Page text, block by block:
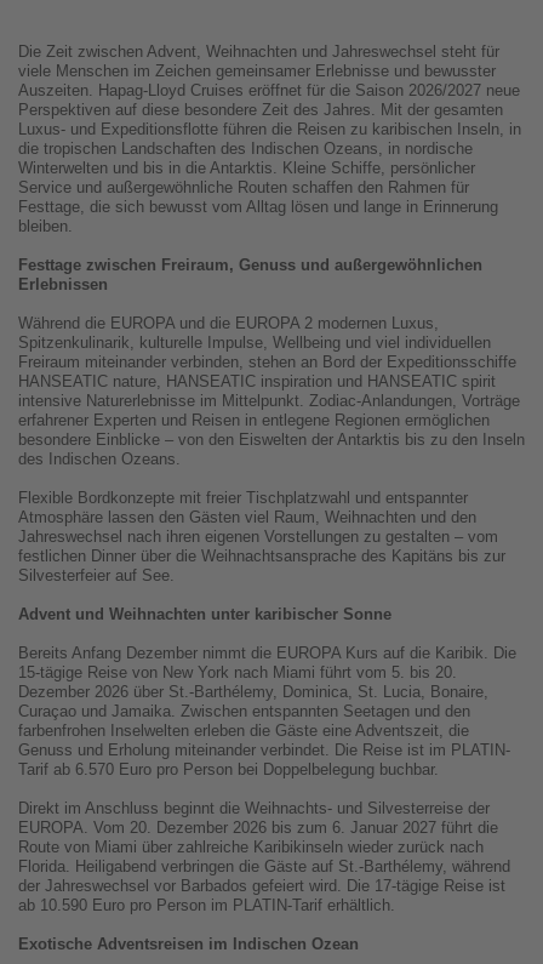
Die Zeit zwischen Advent, Weihnachten und Jahreswechsel steht für
viele Menschen im Zeichen gemeinsamer Erlebnisse und bewusster
Auszeiten. Hapag-Lloyd Cruises eröffnet für die Saison 2026/2027 neue
Perspektiven auf diese besondere Zeit des Jahres. Mit der gesamten
Luxus- und Expeditionsflotte führen die Reisen zu karibischen Inseln, in
die tropischen Landschaften des Indischen Ozeans, in nordische
Winterwelten und bis in die Antarktis. Kleine Schiffe, persönlicher
Service und außergewöhnliche Routen schaffen den Rahmen für
Festtage, die sich bewusst vom Alltag lösen und lange in Erinnerung
bleiben.
Festtage zwischen Freiraum, Genuss und außergewöhnlichen
Erlebnissen
Während die EUROPA und die EUROPA 2 modernen Luxus,
Spitzenkulinarik, kulturelle Impulse, Wellbeing und viel individuellen
Freiraum miteinander verbinden, stehen an Bord der Expeditionsschiffe
HANSEATIC nature, HANSEATIC inspiration und HANSEATIC spirit
intensive Naturerlebnisse im Mittelpunkt. Zodiac-Anlandungen, Vorträge
erfahrener Experten und Reisen in entlegene Regionen ermöglichen
besondere Einblicke – von den Eiswelten der Antarktis bis zu den Inseln
des Indischen Ozeans.
Flexible Bordkonzepte mit freier Tischplatzwahl und entspannter
Atmosphäre lassen den Gästen viel Raum, Weihnachten und den
Jahreswechsel nach ihren eigenen Vorstellungen zu gestalten – vom
festlichen Dinner über die Weihnachtsansprache des Kapitäns bis zur
Silvesterfeier auf See.
Advent und Weihnachten unter karibischer Sonne
Bereits Anfang Dezember nimmt die EUROPA Kurs auf die Karibik. Die
15-tägige Reise von New York nach Miami führt vom 5. bis 20.
Dezember 2026 über St.-Barthélemy, Dominica, St. Lucia, Bonaire,
Curaçao und Jamaika. Zwischen entspannten Seetagen und den
farbenfrohen Inselwelten erleben die Gäste eine Adventszeit, die
Genuss und Erholung miteinander verbindet. Die Reise ist im PLATIN-
Tarif ab 6.570 Euro pro Person bei Doppelbelegung buchbar.
Direkt im Anschluss beginnt die Weihnachts- und Silvesterreise der
EUROPA. Vom 20. Dezember 2026 bis zum 6. Januar 2027 führt die
Route von Miami über zahlreiche Karibikinseln wieder zurück nach
Florida. Heiligabend verbringen die Gäste auf St.-Barthélemy, während
der Jahreswechsel vor Barbados gefeiert wird. Die 17-tägige Reise ist
ab 10.590 Euro pro Person im PLATIN-Tarif erhältlich.
Exotische Adventsreisen im Indischen Ozean